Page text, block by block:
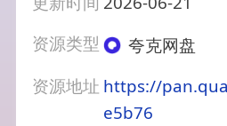
资源类型
夸克网盘
资源地址 https://
e5b76